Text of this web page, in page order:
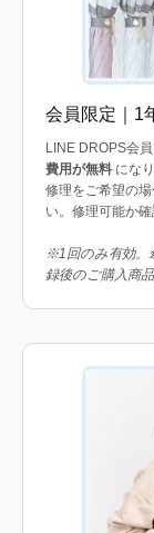
会員限定｜1
LINE DROPS会
費用が無料 にな
修理をご希望の
い。修理可能か確
※1回のみ有効。
録後のご購入商